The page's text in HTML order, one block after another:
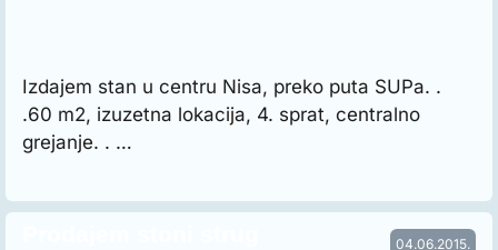
Izdajem stan u centru Nisa, preko puta SUPa. .
.60 m2, izuzetna lokacija, 4. sprat, centralno
grejanje. . …
04.06.2015.